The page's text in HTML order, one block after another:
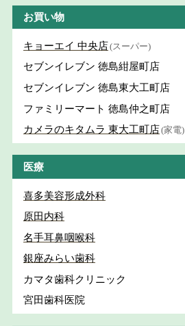
お買い物
キョーエイ 中央店(スーパー)
セブンイレブン 徳島紺屋町店
セブンイレブン 徳島東大工町店
ファミリーマート 徳島仲之町店
カメラのキタムラ 東大工町店(家電)
医療
喜多美容形成外科
原田内科
名手耳鼻咽喉科
銀座みらい歯科
カマタ歯科クリニック
宮田歯科医院